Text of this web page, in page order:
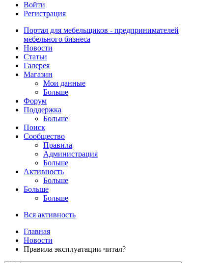
Войти
Регистрация
Портал для мебельщиков - предпринимателей
мебельного бизнеса
Новости
Статьи
Галерея
Магазин
Мои данные
Больше
Форум
Поддержка
Больше
Поиск
Сообщество
Правила
Администрация
Больше
Активность
Больше
Больше
Больше
Вся активность
Главная
Новости
Правила эксплуатации читал?